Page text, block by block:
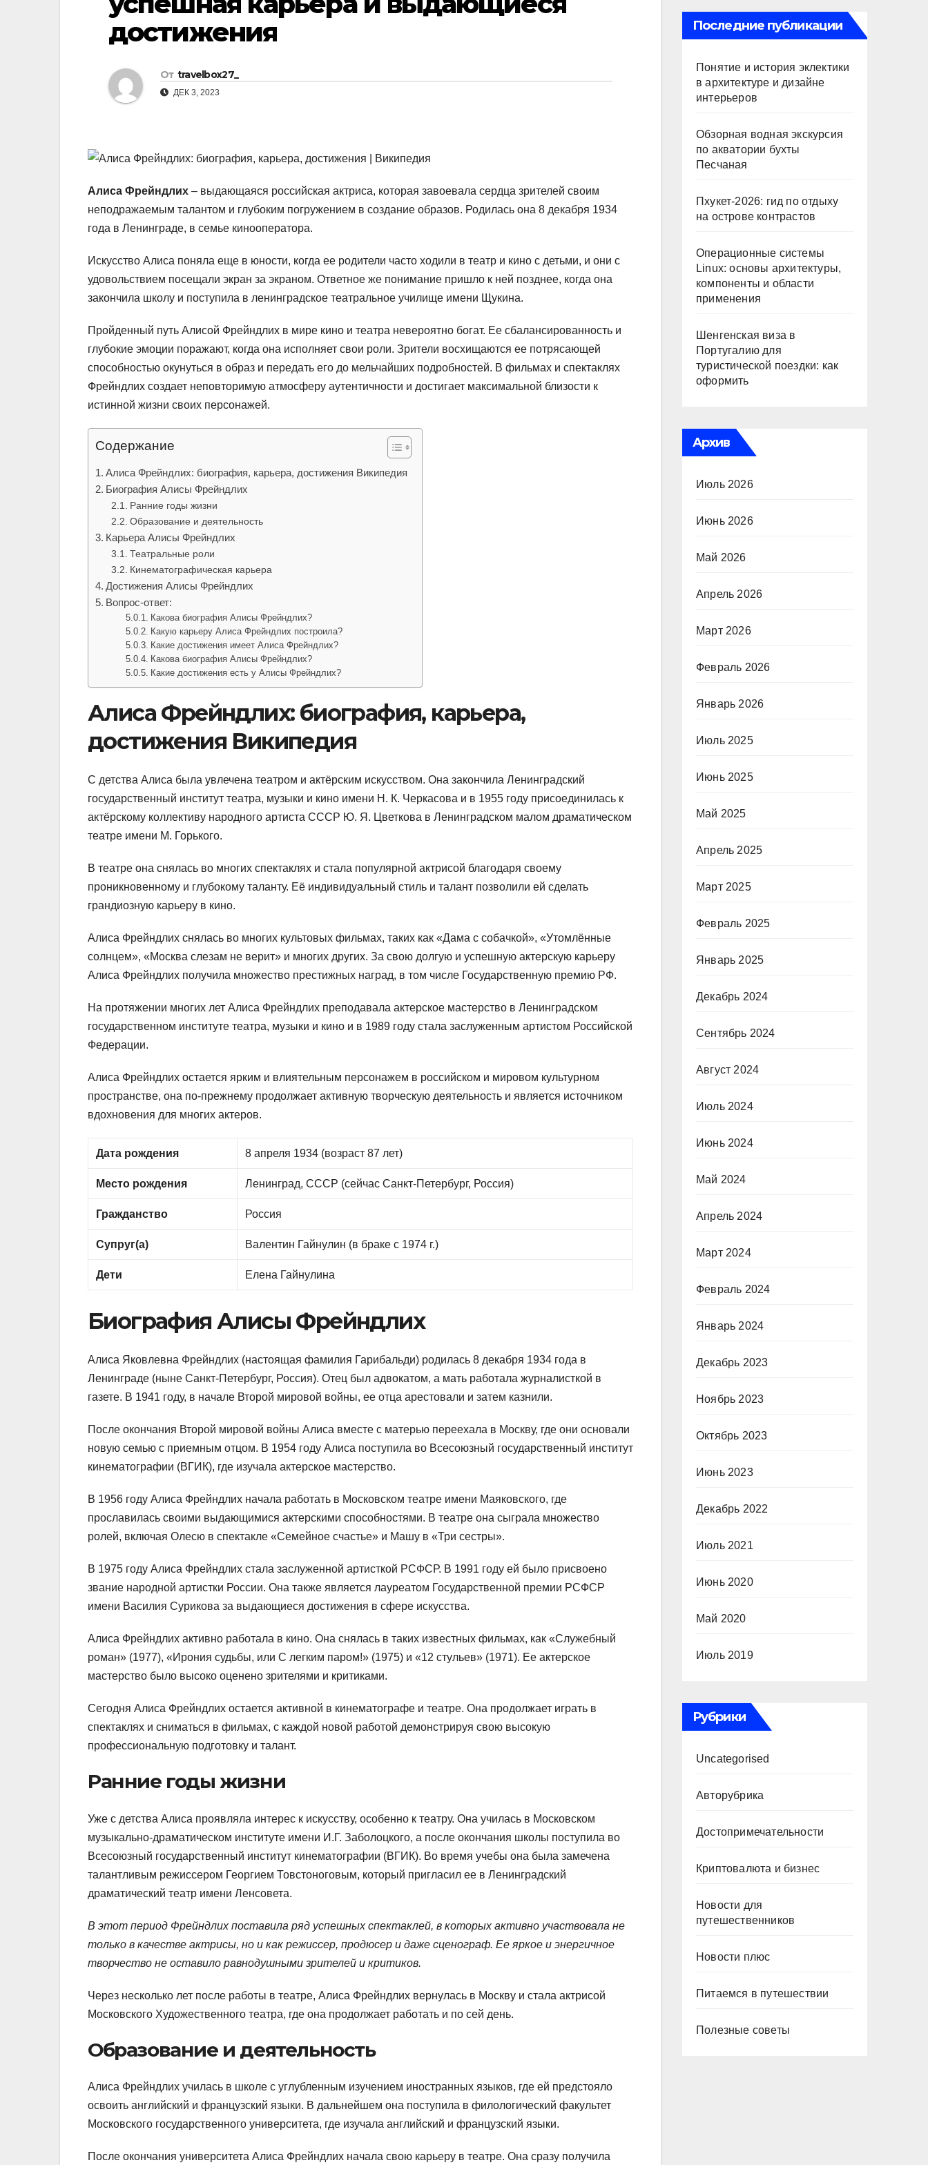
достижения
От travelbox27_
ДЕК 3, 2023
Алиса Фрейндлих – выдающаяся российская актриса, которая завоевала сердца зрителей своим
неподражаемым талантом и глубоким погружением в создание образов. Родилась она 8 декабря 1934
года в Ленинграде, в семье кинооператора.
Искусство Алиса поняла еще в юности, когда ее родители часто ходили в театр и кино с детьми, и они с
удовольствием посещали экран за экраном. Ответное же понимание пришло к ней позднее, когда она
закончила школу и поступила в ленинградское театральное училище имени Щукина.
Пройденный путь Алисой Фрейндлих в мире кино и театра невероятно богат. Ее сбалансированность и
глубокие эмоции поражают, когда она исполняет свои роли. Зрители восхищаются ее потрясающей
способностью окунуться в образ и передать его до мельчайших подробностей. В фильмах и спектаклях
Фрейндлих создает неповторимую атмосферу аутентичности и достигает максимальной близости к
истинной жизни своих персонажей.
Содержание
Алиса Фрейндлих: биография, карьера, достижения Википедия
Биография Алисы Фрейндлих
Ранние годы жизни
Образование и деятельность
Карьера Алисы Фрейндлих
Театральные роли
Кинематографическая карьера
Достижения Алисы Фрейндлих
Вопрос-ответ:
Какова биография Алисы Фрейндлих?
Какую карьеру Алиса Фрейндлих построила?
Какие достижения имеет Алиса Фрейндлих?
Какова биография Алисы Фрейндлих?
Какие достижения есть у Алисы Фрейндлих?
Алиса Фрейндлих: биография, карьера,
достижения Википедия
С детства Алиса была увлечена театром и актёрским искусством. Она закончила Ленинградский
государственный институт театра, музыки и кино имени Н. К. Черкасова и в 1955 году присоединилась к
актёрскому коллективу народного артиста СССР Ю. Я. Цветкова в Ленинградском малом драматическом
театре имени М. Горького.
В театре она снялась во многих спектаклях и стала популярной актрисой благодаря своему
проникновенному и глубокому таланту. Её индивидуальный стиль и талант позволили ей сделать
грандиозную карьеру в кино.
Алиса Фрейндлих снялась во многих культовых фильмах, таких как «Дама с собачкой», «Утомлённые
солнцем», «Москва слезам не верит» и многих других. За свою долгую и успешную актерскую карьеру
Алиса Фрейндлих получила множество престижных наград, в том числе Государственную премию РФ.
На протяжении многих лет Алиса Фрейндлих преподавала актерское мастерство в Ленинградском
государственном институте театра, музыки и кино и в 1989 году стала заслуженным артистом Российской
Федерации.
Алиса Фрейндлих остается ярким и влиятельным персонажем в российском и мировом культурном
пространстве, она по-прежнему продолжает активную творческую деятельность и является источником
вдохновения для многих актеров.
Дата рождения 8 апреля 1934 (возраст 87 лет)
Место рождения Ленинград, СССР (сейчас Санкт-Петербург, Россия)
Гражданство Россия
Супруг(а) Валентин Гайнулин (в браке с 1974 г.)
Дети Елена Гайнулина
Биография Алисы Фрейндлих
Алиса Яковлевна Фрейндлих (настоящая фамилия Гарибальди) родилась 8 декабря 1934 года в
Ленинграде (ныне Санкт-Петербург, Россия). Отец был адвокатом, а мать работала журналисткой в
газете. В 1941 году, в начале Второй мировой войны, ее отца арестовали и затем казнили.
После окончания Второй мировой войны Алиса вместе с матерью переехала в Москву, где они основали
новую семью с приемным отцом. В 1954 году Алиса поступила во Всесоюзный государственный институт
кинематографии (ВГИК), где изучала актерское мастерство.
В 1956 году Алиса Фрейндлих начала работать в Московском театре имени Маяковского, где
прославилась своими выдающимися актерскими способностями. В театре она сыграла множество
ролей, включая Олесю в спектакле «Семейное счастье» и Машу в «Три сестры».
В 1975 году Алиса Фрейндлих стала заслуженной артисткой РСФСР. В 1991 году ей было присвоено
звание народной артистки России. Она также является лауреатом Государственной премии РСФСР
имени Василия Сурикова за выдающиеся достижения в сфере искусства.
Алиса Фрейндлих активно работала в кино. Она снялась в таких известных фильмах, как «Служебный
роман» (1977), «Ирония судьбы, или С легким паром!» (1975) и «12 стульев» (1971). Ее актерское
мастерство было высоко оценено зрителями и критиками.
Сегодня Алиса Фрейндлих остается активной в кинематографе и театре. Она продолжает играть в
спектаклях и сниматься в фильмах, с каждой новой работой демонстрируя свою высокую
профессиональную подготовку и талант.
Ранние годы жизни
Уже с детства Алиса проявляла интерес к искусству, особенно к театру. Она училась в Московском
музыкально-драматическом институте имени И.Г. Заболоцкого, а после окончания школы поступила во
Всесоюзный государственный институт кинематографии (ВГИК). Во время учебы она была замечена
талантливым режиссером Георгием Товстоноговым, который пригласил ее в Ленинградский
драматический театр имени Ленсовета.
В этот период Фрейндлих поставила ряд успешных спектаклей, в которых активно участвовала не
только в качестве актрисы, но и как режиссер, продюсер и даже сценограф. Ее яркое и энергичное
творчество не оставило равнодушными зрителей и критиков.
Через несколько лет после работы в театре, Алиса Фрейндлих вернулась в Москву и стала актрисой
Московского Художественного театра, где она продолжает работать и по сей день.
Образование и деятельность
Алиса Фрейндлих училась в школе с углубленным изучением иностранных языков, где ей предстояло
освоить английский и французский языки. В дальнейшем она поступила в филологический факультет
Московского государственного университета, где изучала английский и французский языки.
После окончания университета Алиса Фрейндлих начала свою карьеру в театре. Она сразу получила
Последние публикации
Понятие и история эклектики
в архитектуре и дизайне
интерьеров
Обзорная водная экскурсия
по акватории бухты
Песчаная
Пхукет-2026: гид по отдыху
на острове контрастов
Операционные системы
Linux: основы архитектуры,
компоненты и области
применения
Шенгенская виза в
Португалию для
туристической поездки: как
оформить
Архив
Июль 2026
Июнь 2026
Май 2026
Апрель 2026
Март 2026
Февраль 2026
Январь 2026
Июль 2025
Июнь 2025
Май 2025
Апрель 2025
Март 2025
Февраль 2025
Январь 2025
Декабрь 2024
Сентябрь 2024
Август 2024
Июль 2024
Июнь 2024
Май 2024
Апрель 2024
Март 2024
Февраль 2024
Январь 2024
Декабрь 2023
Ноябрь 2023
Октябрь 2023
Июнь 2023
Декабрь 2022
Июль 2021
Июнь 2020
Май 2020
Июль 2019
Рубрики
Uncategorised
Авторубрика
Достопримечательности
Криптовалюта и бизнес
Новости для
путешественников
Новости плюс
Питаемся в путешествии
Полезные советы